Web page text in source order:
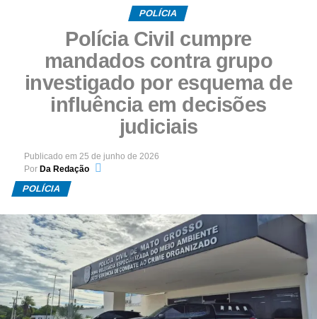
POLÍCIA
Polícia Civil cumpre
mandados contra grupo
investigado por esquema de
influência em decisões
judiciais
Publicado em 25 de junho de 2026
Por Da Redação
POLÍCIA